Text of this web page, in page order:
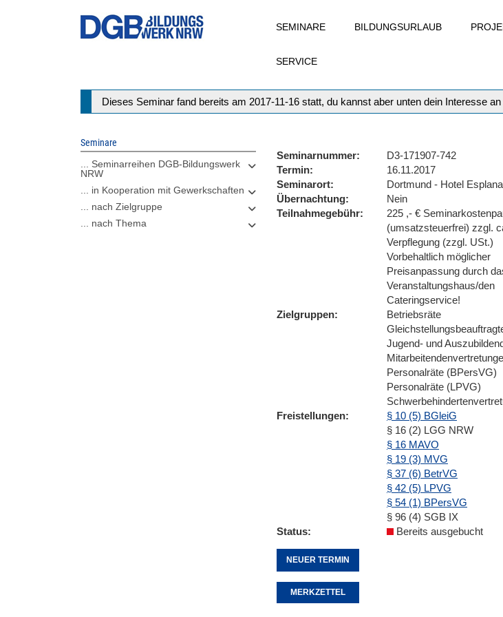
SEMINARE BILDUNGSURLAUB
SERVICE
Statusmeldung
Dieses Seminar fand bereits am 2017-11-16 statt, du kannst aber unten dein Interesse
Seminare
... Seminarreihen DGB-Bildungswerk
NRW
... in Kooperation mit Gewerkschaften
... nach Zielgruppe
... nach Thema
Seminarnummer
D3-171907-742
Termin
16.11.2017
Seminarort
Dortmund - Hotel
Übernachtung
Nein
Teilnahmegebühr
225 ,- €
(umsatzsteuerfrei) zzgl.
Verpflegung (zzgl. USt.)
Vorbehaltlich möglicher
Preisanpassung durch
Veranstaltungshaus/den
Cateringservice!
Zielgruppen
Betriebsräte
Jugend- und
Personalräte (BPersVG)
Personalräte (LPVG)
Freistellungen
§ 10 (5) BGleiG
§ 16 (2) LGG NRW
§ 16 MAVO
§ 19 (3) MVG
§ 37 (6) BetrVG
§ 42 (5) LPVG
§ 54 (1) BPersVG
§ 96 (4) SGB IX
Status
Bereits ausgebucht
NEUER TERMIN
MERKZETTEL